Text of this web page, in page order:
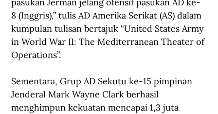
pasukan Jerman jelang ofensif pasukan AD ke-
8 (Inggris),” tulis AD Amerika Serikat (AS) dalam
kumpulan tulisan bertajuk “United States Army
in World War II: The Mediterranean Theater of
Operations”.
Sementara, Grup AD Sekutu ke-15 pimpinan
Jenderal Mark Wayne Clark berhasil
menghimpun kekuatan mencapai 1,3 juta